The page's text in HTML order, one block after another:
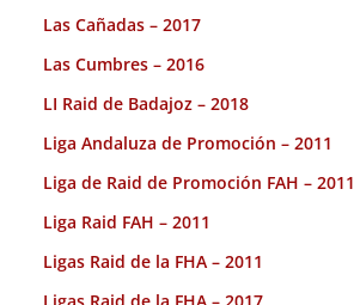
Las Cañadas – 2017
Las Cumbres – 2016
LI Raid de Badajoz – 2018
Liga Andaluza de Promoción – 2011
Liga de Raid de Promoción FAH – 2011
Liga Raid FAH – 2011
Ligas Raid de la FHA – 2011
Ligas Raid de la FHA – 2017